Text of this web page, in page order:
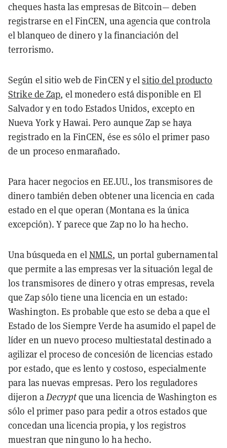
cheques hasta las empresas de Bitcoin— deben
registrarse en el FinCEN, una agencia que controla
el blanqueo de dinero y la financiación del
terrorismo.
Según el sitio web de FinCEN y elsitio del producto
Strike de Zap, el monedero está disponible en El
Salvador y en todo Estados Unidos, excepto en
Nueva York y Hawai. Pero aunque Zap se haya
registrado en la FinCEN, ése es sólo el primer paso
de un proceso enmarañado.
Para hacer negocios en EE.UU., los transmisores de
dinero también deben obtener una licencia en cada
estado en el que operan (Montana es la única
excepción). Y parece que Zap no lo ha hecho.
Una búsqueda en elNMLS, un portal gubernamental
que permite a las empresas ver la situación legal de
los transmisores de dinero y otras empresas, revela
que Zap sólo tiene una licencia en un estado:
Washington. Es probable que esto se deba a que el
Estado de los Siempre Verde ha asumido el papel de
líder en un nuevo proceso multiestatal destinado a
agilizar el proceso de concesión de licencias estado
por estado, que es lento y costoso, especialmente
para las nuevas empresas. Pero los reguladores
dijeron aDecryptque una licencia de Washington es
sólo el primer paso para pedir a otros estados que
concedan una licencia propia, y los registros
muestran que ninguno lo ha hecho.